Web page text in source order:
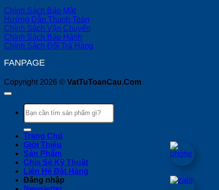
Chính Sách Bảo Mật
Hướng Dẫn Thanh Toán
Chính Sách Vận Chuyển
Chính Sách Bảo Hành
Chính Sách Đổi Trả Hàng
FANPAGE
Copyright 2026 © VatTuToanCau.Com
Tìm
kiếm:
Trang Chủ
Giới Thiệu
Sản Phẩm
Chia Sẻ Kỹ Thuật
Liên Hệ Đặt Hàng
Đăng nhập